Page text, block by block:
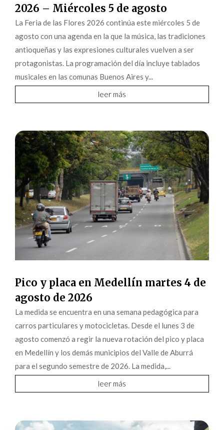
2026 – Miércoles 5 de agosto
La Feria de las Flores 2026 continúa este miércoles 5 de
agosto con una agenda en la que la música, las tradiciones
antioqueñas y las expresiones culturales vuelven a ser
protagonistas. La programación del día incluye tablados
musicales en las comunas Buenos Aires y...
leer más
Pico y placa en Medellín martes 4 de
agosto de 2026
La medida se encuentra en una semana pedagógica para
carros particulares y motocicletas. Desde el lunes 3 de
agosto comenzó a regir la nueva rotación del pico y placa
en Medellín y los demás municipios del Valle de Aburrá
para el segundo semestre de 2026. La medida,...
leer más